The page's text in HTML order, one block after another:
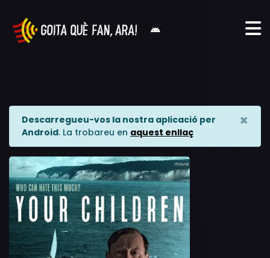
Descarregueu-vos la nostra aplicació per
Android. La trobareu en aquest enllaç
×